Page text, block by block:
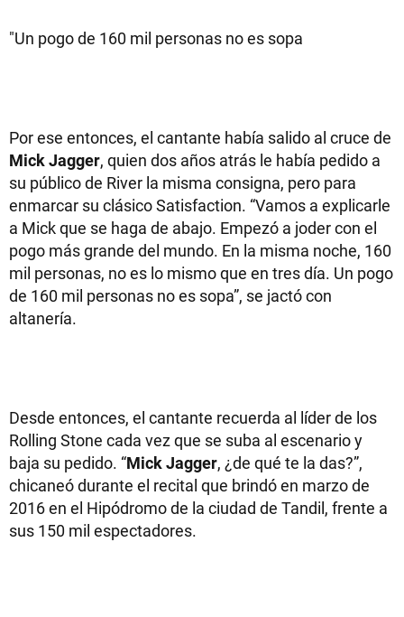
"Un pogo de 160 mil personas no es sopa
Por ese entonces, el cantante había salido al cruce de
Mick Jagger, quien dos años atrás le había pedido a
su público de River la misma consigna, pero para
enmarcar su clásico Satisfaction. “Vamos a explicarle
a Mick que se haga de abajo. Empezó a joder con el
pogo más grande del mundo. En la misma noche, 160
mil personas, no es lo mismo que en tres día. Un pogo
de 160 mil personas no es sopa”, se jactó con
altanería.
Desde entonces, el cantante recuerda al líder de los
Rolling Stone cada vez que se suba al escenario y
baja su pedido. “Mick Jagger, ¿de qué te la das?”,
chicaneó durante el recital que brindó en marzo de
2016 en el Hipódromo de la ciudad de Tandil, frente a
sus 150 mil espectadores.